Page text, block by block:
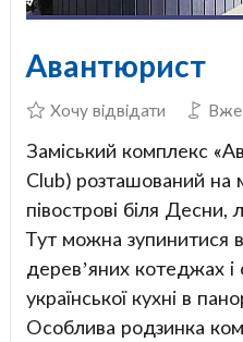
Авантюрист
Хочу відвідати Вже
Заміський комплекс
Club) розташований на
півострові біля
Тут можна зупинитися
дерев’яних котеджах і
української кухні в
Особлива родзинка